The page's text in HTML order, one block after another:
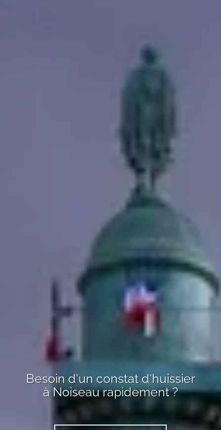
Besoin d'un constat d'huissier
à Noiseaurapidement ?